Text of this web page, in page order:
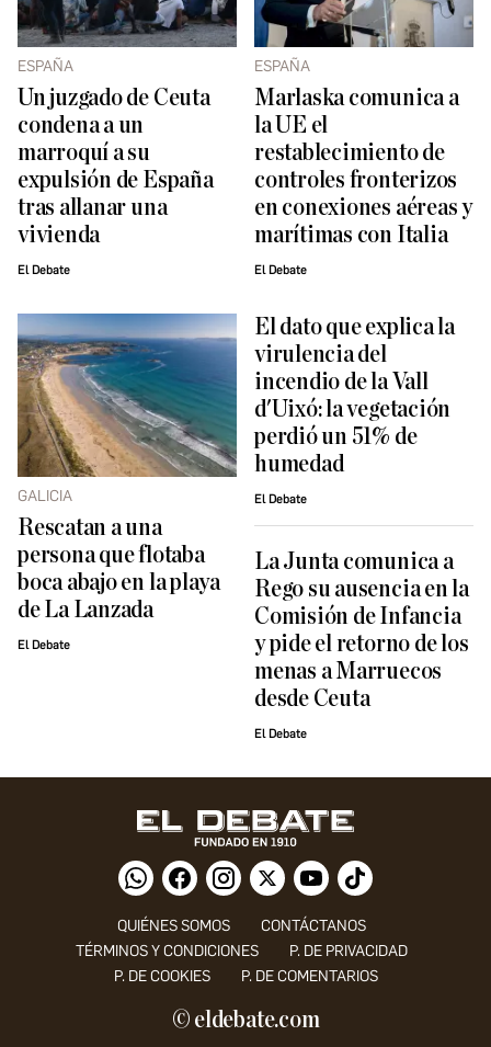
ESPAÑA
Un juzgado de Ceuta
condena a un
marroquí a su
expulsión de España
tras allanar una
vivienda
El Debate
ESPAÑA ​
Marlaska comunica a
la UE el
restablecimiento de
controles fronterizos
en conexiones aéreas y
marítimas con Italia
El Debate
GALICIA
Rescatan a una
persona que flotaba
boca abajo en la playa
de La Lanzada
El Debate
El dato que explica la
virulencia del
incendio de la Vall
d'Uixó: la vegetación
perdió un 51% de
humedad
El Debate
La Junta comunica a
Rego su ausencia en la
Comisión de Infancia
y pide el retorno de los
menas a Marruecos
desde Ceuta
El Debate
QUIÉNES SOMOS
CONTÁCTANOS
TÉRMINOS Y CONDICIONES
P. DE PRIVACIDAD
P. DE COOKIES
P. DE COMENTARIOS
© eldebate.com